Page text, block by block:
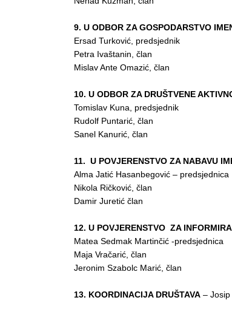
9. U ODBOR ZA GOSPODARSTVO
Ersad Turković, predsjednik
Petra Ivaštanin, član
Mislav Ante Omazić, član
10. U ODBOR ZA DRUŠTVENE
Tomislav Kuna, predsjednik
Rudolf Puntarić, član
Sanel Kanurić, član
11. U POVJERENSTVO ZA NABAVU
Alma Jatić Hasanbegović – predsjednica
Nikola Ričković, član
Damir Juretić član
12. U POVJERENSTVO ZA
Matea Sedmak Martinčić -predsjednica
Maja Vračarić, član
Jeronim Szabolc Marić, član
13. KOORDINACIJA DRUŠTAVA –